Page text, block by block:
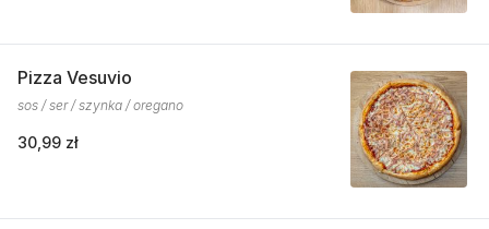
Pizza Vesuvio
sos / ser / szynka / oregano
30,99 zł